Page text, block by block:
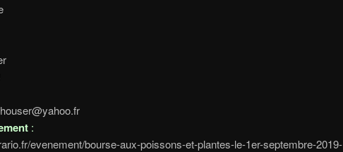
:
evenement/bourse-aux-poissons-et-plantes-le-1er-septembre-2019-